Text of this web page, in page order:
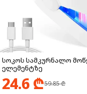
სოკოს სამკურნალო
ელემენტზე
24.6₾59.85₾